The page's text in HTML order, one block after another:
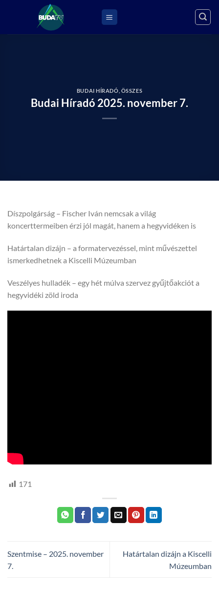
BUDAI HÍRADÓ ÖSSZES
Budai Híradó 2025. november 7.
Díszpolgárság – Fischer Iván nemcsak a világ
koncerttermeiben érzi jól magát, hanem a hegyvidéken is
Határtalan dizájn – a formatervezéssel, mint művészettel
ismerkedhetnek a Kiscelli Múzeumban
Veszélyes hulladék – egy hét múlva szervez gyűjtőakciót a
hegyvidéki zöld iroda
171
Szentmise – 2025. november
7.
Határtalan dizájn a Kiscelli
Múzeumban